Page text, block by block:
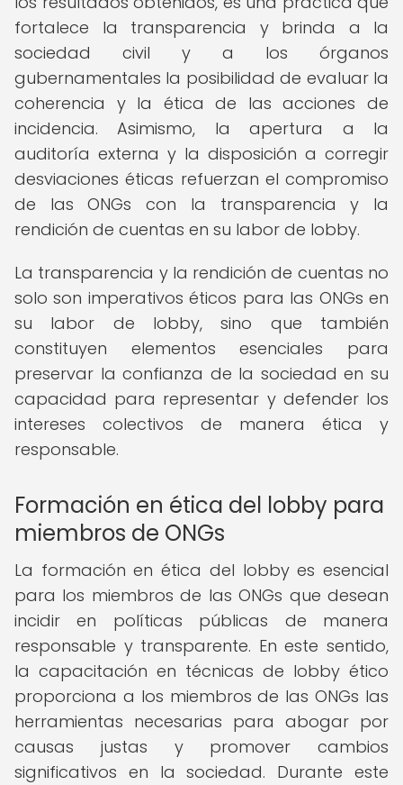
fortalece la transparencia y brinda a la
sociedad civil y a los órganos
gubernamentales la posibilidad de evaluar la
coherencia y la ética de las acciones de
incidencia. Asimismo, la apertura a la
auditoría externa y la disposición a corregir
desviaciones éticas refuerzan el compromiso
de las ONGs con la transparencia y la
rendición de cuentas en su labor de lobby.
La transparencia y la rendición de cuentas no
solo son imperativos éticos para las ONGs en
su labor de lobby, sino que también
constituyen elementos esenciales para
preservar la confianza de la sociedad en su
capacidad para representar y defender los
intereses colectivos de manera ética y
responsable.
Formación en ética del lobby para
miembros de ONGs
La formación en ética del lobby es esencial
para los miembros de las ONGs que desean
incidir en políticas públicas de manera
responsable y transparente. En este sentido,
la capacitación en técnicas de lobby ético
proporciona a los miembros de las ONGs las
herramientas necesarias para abogar por
causas justas y promover cambios
significativos en la sociedad. Durante este